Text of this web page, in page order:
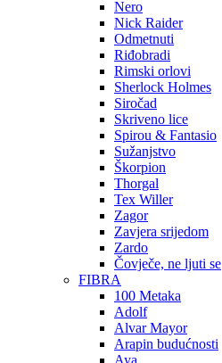
Nero
Nick Raider
Odmetnuti
Riđobradi
Rimski orlovi
Sherlock Holmes
Siročad
Skriveno lice
Spirou & Fantasio
Sužanjstvo
Škorpion
Thorgal
Tex Willer
Zagor
Zavjera srijedom
Zardo
Čovječe, ne ljuti se
FIBRA
100 Metaka
Adolf
Alvar Mayor
Arapin budućnosti
Aya